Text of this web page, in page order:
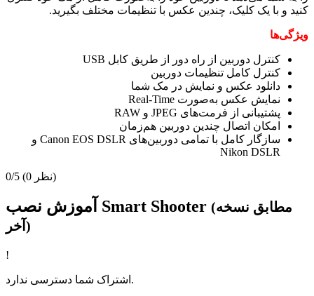
کنید و با یک کلیک، چندین عکس با تنظیمات مختلف بگیرید.
ویژگی‌ها
کنترل دوربین از راه دور از طریق کابل USB
کنترل کامل تنظیمات دوربین
دانلود عکس و نمایش در مک شما
نمایش عکس به‌صورت Real-Time
پشتیبانی از فرمت‌های JPEG و RAW
امکان اتصال چندین دوربین هم‌زمان
سازگار کامل با تمامی دوربین‌های Canon EOS DSLR و
Nikon DSLR
0/5 (0 نظر)
آموزش نصب Smart Shooter (مطابق نسخه
آخر)
!
اشتراک شما دسترسی ندارد.